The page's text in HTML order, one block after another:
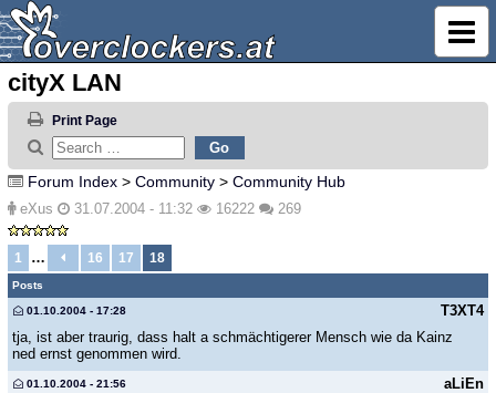
cityX LAN
Print Page
Forum Index > Community > Community Hub
eXus 31.07.2004 - 11:32 16222 269
1 … 16 17 18
Posts
T3XT4
01.10.2004 - 17:28
tja, ist aber traurig, dass halt a schmächtigerer Mensch wie da Kainz
ned ernst genommen wird.
aLiEn
01.10.2004 - 21:56